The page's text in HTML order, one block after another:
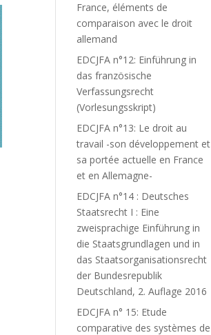
France, éléments de
comparaison avec le droit
allemand
EDCJFA n°12: Einführung in
das französische
Verfassungsrecht
(Vorlesungsskript)
EDCJFA n°13: Le droit au
travail -son développement et
sa portée actuelle en France
et en Allemagne-
EDCJFA n°14 : Deutsches
Staatsrecht I : Eine
zweisprachige Einführung in
die Staatsgrundlagen und in
das Staatsorganisationsrecht
der Bundesrepublik
Deutschland, 2. Auflage 2016
EDCJFA n° 15: Etude
comparative des systèmes de